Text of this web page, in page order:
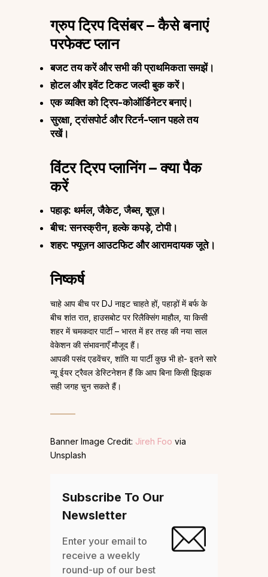
ग्रुप ट्रिप दिसंबर – कैसे बनाएं
परफेक्ट प्लान
बजट तय करें और सभी की प्राथमिकता समझें।
होटल और इवेंट टिकट जल्दी बुक करें।
एक व्यक्ति को ट्रिप-कोऑर्डिनेटर बनाएं।
सुरक्षा, ट्रांसपोर्ट और रिटर्न-प्लान पहले तय
रखें।
विंटर ट्रिप प्लानिंग – क्या पैक
करें
पहाड़: थर्मल, जैकेट, जैब्स, शूज़।
बीच: सनस्क्रीन, हल्के कपड़े, टोपी।
शहर: फ्यूज़न आउटफिट और आरामदायक जूते।
निष्कर्ष
चाहे आप बीच पर DJ नाइट चाहते हों, पहाड़ों में बर्फ के
बीच शांत रात, हाउसबोट पर रिलैक्सिंग माहौल, या किसी
शहर में चमकदार पार्टी – भारत में हर तरह की नया साल
वेकेशन की संभावनाएँ मौजूद हैं।
आपकी पसंद एडवेंचर, शांति या पार्टी कुछ भी हो- इतने सारे
न्यू ईयर ट्रैवल डेस्टिनेशन हैं कि आप बिना किसी झिझक
सही जगह चुन सकते हैं।
Banner Image Credit: Jireh Foo via
Unsplash
Subscribe To Our
Newsletter
Enter your email to
receive a weekly
round-up of our best